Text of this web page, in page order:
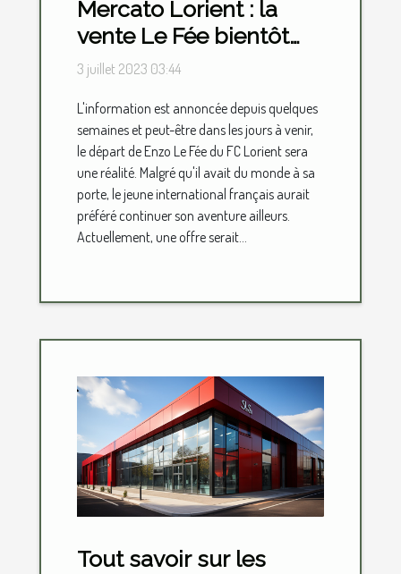
Mercato Lorient : la
vente Le Fée bientôt
une réalité ?
3 juillet 2023 03:44
L'information est annoncée depuis quelques
semaines et peut-être dans les jours à venir,
le départ de Enzo Le Fée du FC Lorient sera
une réalité. Malgré qu'il avait du monde à sa
porte, le jeune international français aurait
préféré continuer son aventure ailleurs.
Actuellement, une offre serait...
Tout savoir sur les